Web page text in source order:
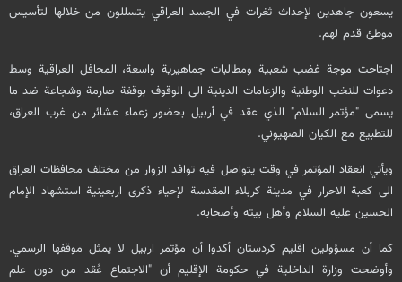
يسعون جاهدين لإحداث ثغرات في الجسد العراقي يتسللون من خلالها لتأسيس
موطئ قدم لهم.
اجتاحت موجة غضب شعبية ومطالبات جماهيرية واسعة، المحافل العراقية وسط
دعوات للنخب الوطنية والزعامات الدينية الى الوقوف بوقفة صارمة وشجاعة ضد ما
يسمى "مؤتمر السلام" الذي عقد في أربيل بحضور زعماء عشائر من غرب العراق،
للتطبيع مع الكيان الصهيوني.
ويأتي انعقاد المؤتمر في وقت يتواصل فيه توافد الزوار من مختلف محافظات العراق
الى كعبة الاحرار في مدينة كربلاء المقدسة لإحياء ذكرى اربعينية استشهاد الإمام
الحسين عليه السلام وأهل بيته وأصحابه.
كما أن مسؤولين اقليم كردستان أكدوا أن مؤتمر اربيل لا يمثل موقفها الرسمي.
وأوضحت وزارة الداخلية في حكومة الإقليم أن "الاجتماع عُقد من دون علم